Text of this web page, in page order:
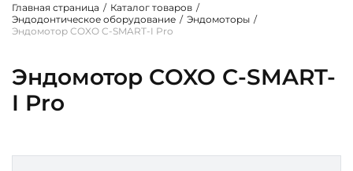
Главная страница / Каталог товаров /
Эндодонтическое оборудование / Эндомоторы /
Эндомотор COXO C-SMART-I Pro
Эндомотор COXO C-SMART-
I Pro